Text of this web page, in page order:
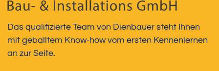
Das qualifizierte Team von Dienbauer steht Ihnen
mit geballtem Know-how vom ersten Kennenlernen
an zur Seite.